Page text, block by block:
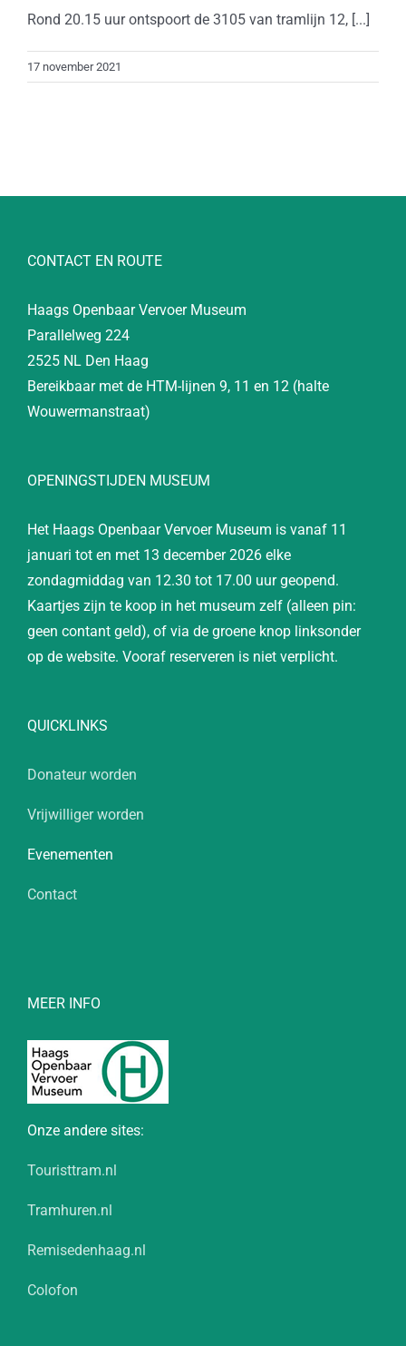
Rond 20.15 uur ontspoort de 3105 van tramlijn 12, [...]
17 november 2021
CONTACT EN ROUTE
Haags Openbaar Vervoer Museum
Parallelweg 224
2525 NL Den Haag
Bereikbaar met de HTM-lijnen 9, 11 en 12 (halte
Wouwermanstraat)
OPENINGSTIJDEN MUSEUM
Het Haags Openbaar Vervoer Museum is vanaf 11
januari tot en met 13 december 2026 elke
zondagmiddag van 12.30 tot 17.00 uur geopend.
Kaartjes zijn te koop in het museum zelf (alleen pin:
geen contant geld), of via de groene knop linksonder
op de website. Vooraf reserveren is niet verplicht.
QUICKLINKS
Donateur worden
Vrijwilliger worden
Evenementen
Contact
MEER INFO
Onze andere sites:
Touristtram.nl
Tramhuren.nl
Remisedenhaag.nl
Colofon